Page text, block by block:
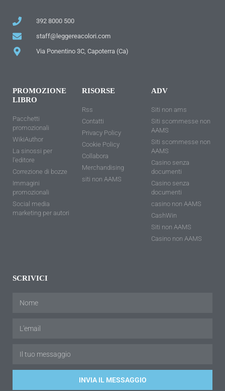
392 8000 500
staff@leggereacolori.com
Via Ponentino 3C, Capoterra (Ca)
PROMOZIONE
LIBRO
Pacchetti
promozionali
WikiAuthor
La sinossi per
l'editore
Correzione di bozze
Immagini
promozionali
Social media
marketing per autori
RISORSE
Rss
Contatti
Privacy Policy
Cookie Policy
Collabora
Merchandising
siti non AAMS
ADV
Siti non ams
Siti scommesse non
AAMS
Siti scommesse non
AAMS
Casino senza
documenti
Casino senza
documenti
casino non AAMS
CashWin
Siti non AAMS
Casino non AAMS
SCRIVICI
INVIA IL MESSAGGIO